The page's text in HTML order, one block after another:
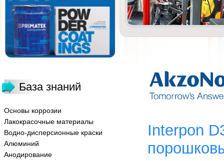
База знаний
Основы коррозии
Лакокрасочные материалы
Водно-дисперсионные краски
Алюминий
Анодирование
Interpon